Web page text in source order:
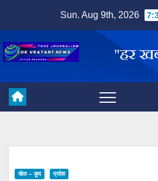
content
Sun. Aug 9th, 2026
खेल – कूद प्रदेश